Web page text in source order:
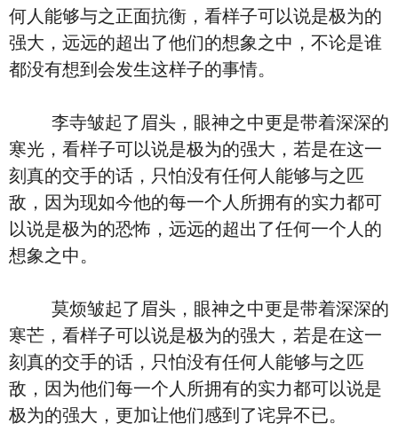
何人能够与之正面抗衡，看样子可以说是极为的
强大，远远的超出了他们的想象之中，不论是谁
都没有想到会发生这样子的事情。
李寺皱起了眉头，眼神之中更是带着深深的
寒光，看样子可以说是极为的强大，若是在这一
刻真的交手的话，只怕没有任何人能够与之匹
敌，因为现如今他的每一个人所拥有的实力都可
以说是极为的恐怖，远远的超出了任何一个人的
想象之中。
莫烦皱起了眉头，眼神之中更是带着深深的
寒芒，看样子可以说是极为的强大，若是在这一
刻真的交手的话，只怕没有任何人能够与之匹
敌，因为他们每一个人所拥有的实力都可以说是
极为的强大，更加让他们感到了诧异不已。